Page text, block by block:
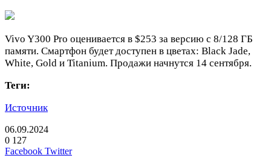
Vivo Y300 Pro оценивается в $253 за версию с 8/128 ГБ
памяти. Смартфон будет доступен в цветах: Black Jade,
White, Gold и Titanium. Продажи начнутся 14 сентября.
Теги:
Источник
06.09.2024
0 127
Facebook TwitterLinkedIn
Pinterest
Вконтакте
Одноклассники
Skype
WhatsApp
Telegram
Viber